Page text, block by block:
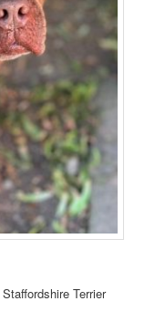
Terrier